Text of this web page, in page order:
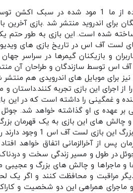
شده است. این بازی به طور حتم
لست آف اس در تاریخ بازی های
و بازیکنان گیمرها در سراسر
لست آف اس توسط سازندگان و طراحان
نیز برای موبایل های اندرویدی هم
اجرای این بازی تجربه کنند.داستان و
و غمگینی را داشته است که در این
بر عهده ی او گذاشته خواهد شد.
و چالش های این بازی به یک قهرمان
دشمنان مختلف و متنوعی
و روایت بازی لست آف اس 1 در زمان پس از
در طول و مسیر زندگی سخت و
و ماجراها و چالش های بزرگ و
مراقبت و محافظت کنند و اگر
ماجرای همراهی این دو شخصیت و